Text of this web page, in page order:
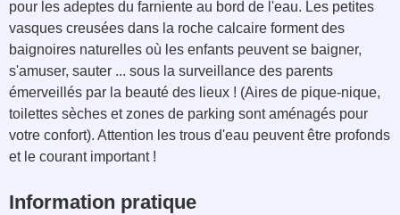
pour les adeptes du farniente au bord de l'eau. Les petites
vasques creusées dans la roche calcaire forment des
baignoires naturelles où les enfants peuvent se baigner,
s'amuser, sauter ... sous la surveillance des parents
émerveillés par la beauté des lieux ! (Aires de pique-nique,
toilettes sèches et zones de parking sont aménagés pour
votre confort). Attention les trous d'eau peuvent être profonds
et le courant important !
Information pratique